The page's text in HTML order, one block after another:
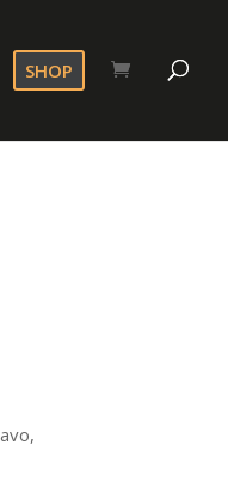
SHOP